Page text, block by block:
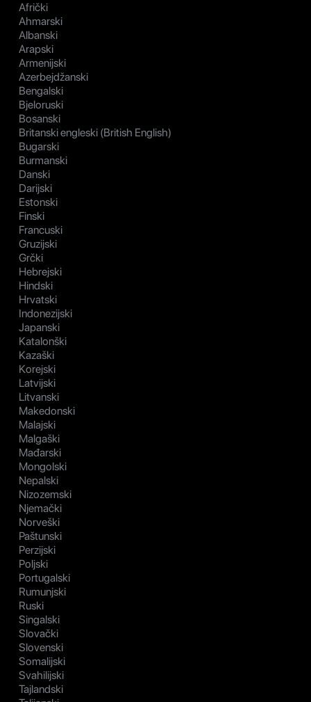
Afrički
Ahmarski
Albanski
Arapski
Armenijski
Azerbejdžanski
Bengalski
Bjeloruski
Bosanski
Britanski engleski (British English)
Bugarski
Burmanski
Danski
Darijski
Estonski
Finski
Francuski
Gruzijski
Grčki
Hebrejski
Hindski
Hrvatski
Indonezijski
Japanski
Katalonški
Kazaški
Korejski
Latvijski
Litvanski
Makedonski
Malajski
Malgaški
Mađarski
Mongolski
Nepalski
Nizozemski
Njemački
Norveški
Paštunski
Perzijski
Poljski
Portugalski
Rumunjski
Ruski
Singalski
Slovački
Slovenski
Somalijski
Svahilijski
Tajlandski